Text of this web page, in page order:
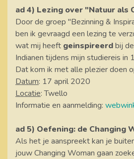
ad 4) Lezing over "Natuur als
Door de groep "Bezinning &
ben ik gevraagd een lezing te
wat mij heeft geinspireerdbij
Indianen tijdens mijn studiereis
Dat kom ik met alle plezier doen
Datum: 17 april 2020
Locatie: Twello
Informatie en aanmelding:
ad 5) Oefening: de Changing
Als het je aanspreekt kan je
jouw Changing Woman gaan